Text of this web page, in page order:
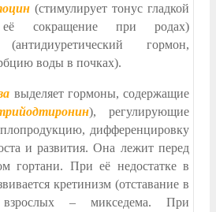
(стимулирует тонус гладкой
сокращение при родах)
гормон,
воды в почках).
выделяет гормоны, содержащие
), регулирующие
дифференцировку
и развития. Она лежит перед
гортани. При её недостатке в
кретинизм (отставание в
– микседема. При